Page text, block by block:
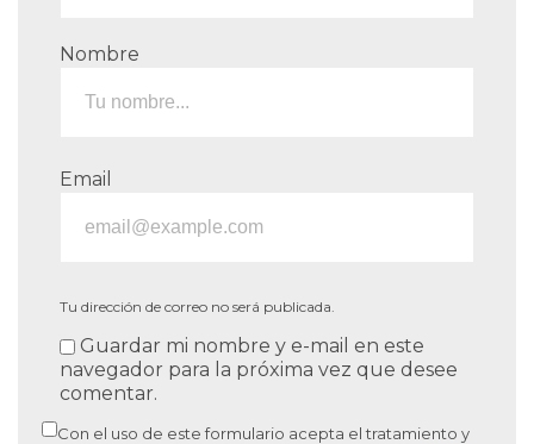
Nombre
Email
Tu dirección de correo no será publicada.
Guardar mi nombre y e-mail en este
navegador para la próxima vez que desee
comentar.
Con el uso de este formulario acepta el tratamiento y